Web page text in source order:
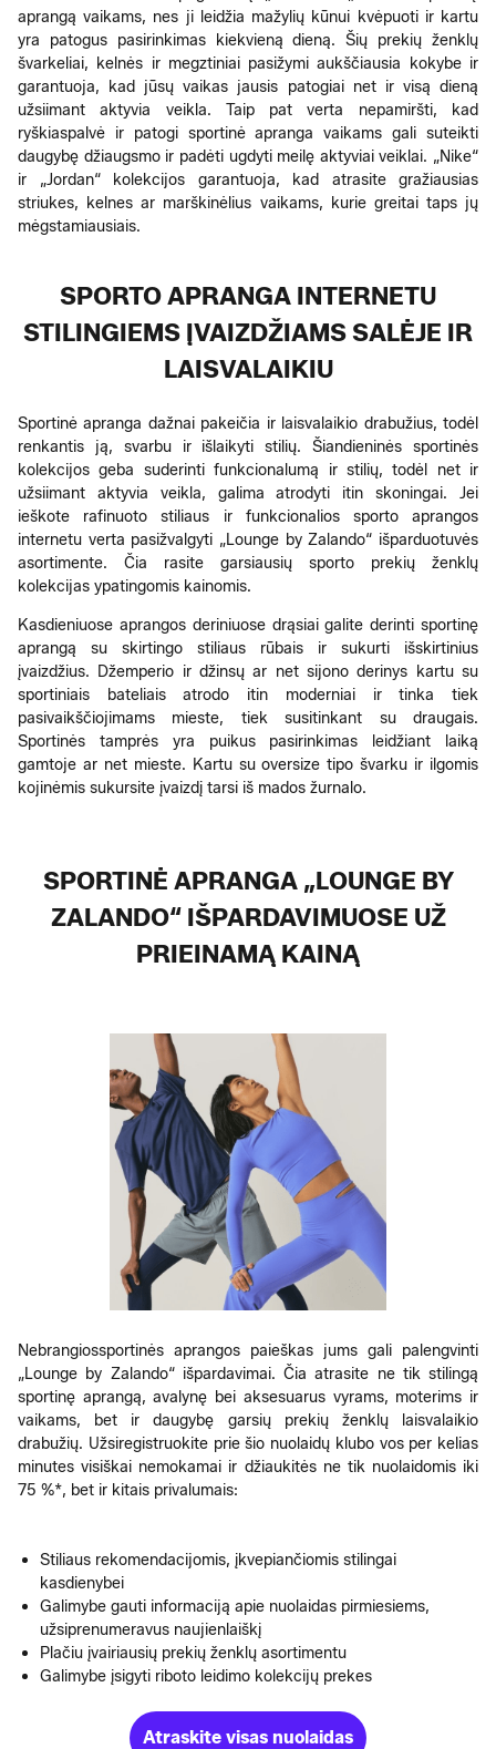
aprangą vaikams, nes ji leidžia mažylių kūnui kvėpuoti ir kartu
yra patogus pasirinkimas kiekvieną dieną. Šių prekių ženklų
švarkeliai, kelnės ir megztiniai pasižymi aukščiausia kokybe ir
garantuoja, kad jūsų vaikas jausis patogiai net ir visą dieną
užsiimant aktyvia veikla. Taip pat verta nepamiršti, kad
ryškiaspalvė ir patogi sportinė apranga vaikams gali suteikti
daugybę džiaugsmo ir padėti ugdyti meilę aktyviai veiklai. „Nike“
ir „Jordan“ kolekcijos garantuoja, kad atrasite gražiausias
striukes, kelnes ar marškinėlius vaikams, kurie greitai taps jų
mėgstamiausiais.
SPORTO APRANGA INTERNETU
STILINGIEMS ĮVAIZDŽIAMS SALĖJE IR
LAISVALAIKIU
Sportinė apranga dažnai pakeičia ir laisvalaikio drabužius, todėl
renkantis ją, svarbu ir išlaikyti stilių. Šiandieninės sportinės
kolekcijos geba suderinti funkcionalumą ir stilių, todėl net ir
užsiimant aktyvia veikla, galima atrodyti itin skoningai. Jei
ieškote rafinuoto stiliaus ir funkcionalios sporto aprangos
internetu verta pasižvalgyti „Lounge by Zalando“ išparduotuvės
asortimente. Čia rasite garsiausių sporto prekių ženklų
kolekcijas ypatingomis kainomis.
Kasdieniuose aprangos deriniuose drąsiai galite derinti sportinę
aprangą su skirtingo stiliaus rūbais ir sukurti išskirtinius
įvaizdžius. Džemperio ir džinsų ar net sijono derinys kartu su
sportiniais bateliais atrodo itin moderniai ir tinka tiek
pasivaikščiojimams mieste, tiek susitinkant su draugais.
Sportinės tamprės yra puikus pasirinkimas leidžiant laiką
gamtoje ar net mieste. Kartu su oversize tipo švarku ir ilgomis
kojinėmis sukursite įvaizdį tarsi iš mados žurnalo.
SPORTINĖ APRANGA „LOUNGE BY
ZALANDO“ IŠPARDAVIMUOSE UŽ
PRIEINAMĄ KAINĄ
Nebrangiossportinės aprangos paieškas jums gali palengvinti
„Lounge by Zalando“ išpardavimai. Čia atrasite ne tik stilingą
sportinę aprangą, avalynę bei aksesuarus vyrams, moterims ir
vaikams, bet ir daugybę garsių prekių ženklų laisvalaikio
drabužių. Užsiregistruokite prie šio nuolaidų klubo vos per kelias
minutes visiškai nemokamai ir džiaukitės ne tik nuolaidomis iki
75 %*, bet ir kitais privalumais:
Stiliaus rekomendacijomis, įkvepiančiomis stilingai
kasdienybei
Galimybe gauti informaciją apie nuolaidas pirmiesiems,
užsiprenumeravus naujienlaiškį
Plačiu įvairiausių prekių ženklų asortimentu
Galimybe įsigyti riboto leidimo kolekcijų prekes
Atraskite visas nuolaidas